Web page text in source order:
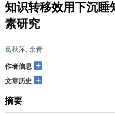
知识转移效用下沉睡
素研究
葛秋萍 余青
作者信息 +
文章历史 +
摘要